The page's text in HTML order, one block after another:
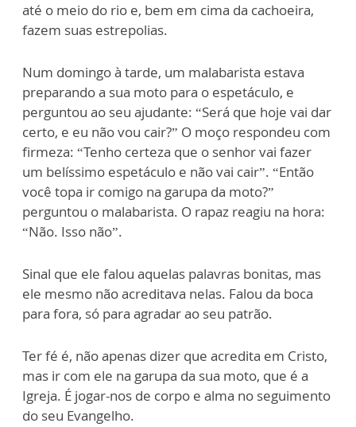
até o meio do rio e, bem em cima da cachoeira,
fazem suas estrepolias.
Num domingo à tarde, um malabarista estava
preparando a sua moto para o espetáculo, e
perguntou ao seu ajudante: “Será que hoje vai dar
certo, e eu não vou cair?” O moço respondeu com
firmeza: “Tenho certeza que o senhor vai fazer
um belíssimo espetáculo e não vai cair”. “Então
você topa ir comigo na garupa da moto?”
perguntou o malabarista. O rapaz reagiu na hora:
“Não. Isso não”.
Sinal que ele falou aquelas palavras bonitas, mas
ele mesmo não acreditava nelas. Falou da boca
para fora, só para agradar ao seu patrão.
Ter fé é, não apenas dizer que acredita em Cristo,
mas ir com ele na garupa da sua moto, que é a
Igreja. É jogar-nos de corpo e alma no seguimento
do seu Evangelho.